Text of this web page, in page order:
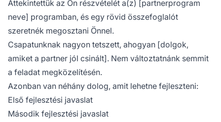
Áttekintettük az Ön részvételét a(z) [partnerprogram
neve] programban, és egy rövid összefoglalót
szeretnék megosztani Önnel.
Csapatunknak nagyon tetszett, ahogyan [dolgok,
amiket a partner jól csinált]. Nem változtatnánk semmit
a feladat megközelítésén.
Azonban van néhány dolog, amit lehetne fejleszteni:
Első fejlesztési javaslat
Második fejlesztési javaslat